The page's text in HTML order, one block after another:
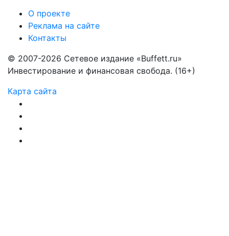
О проекте
Реклама на сайте
Контакты
© 2007-2026 Сетевое издание «Buffett.ru»
Инвестирование и финансовая свобода. (16+)
Карта сайта